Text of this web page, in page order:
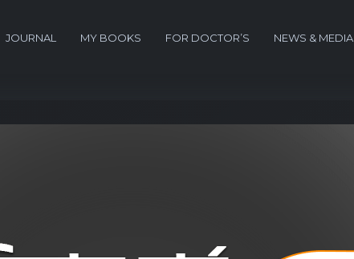
JOURNAL MY BOOKS FOR DOCTOR’S NEWS & MEDIA